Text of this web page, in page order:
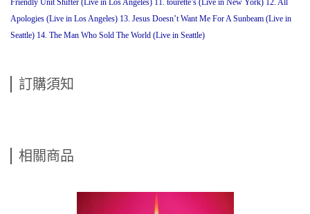
Friendly Unit Shifter (Live in Los Angeles) 11. tourette’s (Live in New York) 12. All
Apologies (Live in Los Angeles) 13. Jesus Doesn’t Want Me For A Sunbeam (Live in
Seattle) 14. The Man Who Sold The World (Live in Seattle)
訂購須知
相關商品